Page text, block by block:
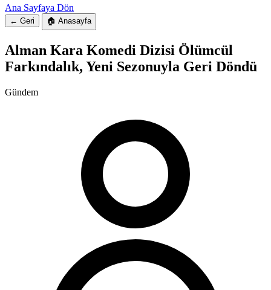
Ana Sayfaya Dön
← Geri 🏠 Anasayfa
Alman Kara Komedi Dizisi Ölümcül
Farkındalık, Yeni Sezonuyla Geri Döndü
Gündem